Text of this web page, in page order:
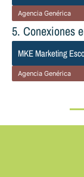
Agencia Genérica
5. Conexiones
MKE Marketing
Agencia Genérica